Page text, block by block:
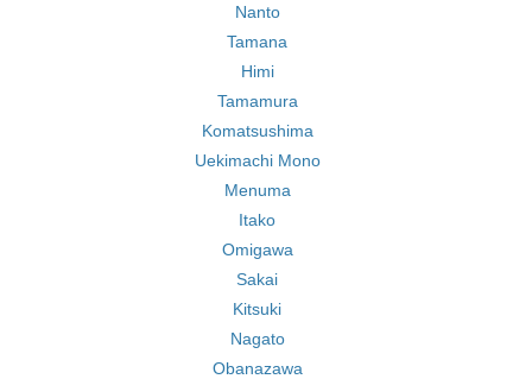
Nanto
Tamana
Himi
Tamamura
Komatsushima
Uekimachi Mono
Menuma
Itako
Omigawa
Sakai
Kitsuki
Nagato
Obanazawa